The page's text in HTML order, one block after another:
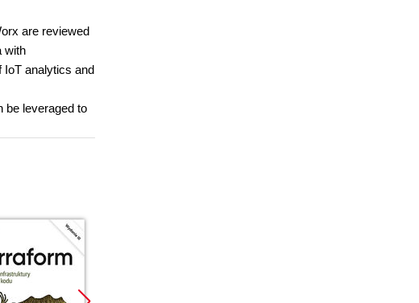
are reviewed
with
IoT analytics and
be leveraged to